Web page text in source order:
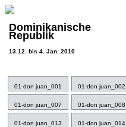
Dominikanische
Republik
13.12. bis 4. Jan. 2010
01-don juan_001 01-don juan_002
01-don juan_007 01-don juan_008
01-don juan_013 01-don juan_014